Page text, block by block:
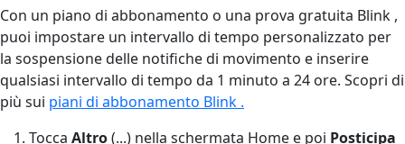
Con un piano di abbonamento o una prova gratuita Blink ,
puoi impostare un intervallo di tempo personalizzato per
la sospensione delle notifiche di movimento e inserire
qualsiasi intervallo di tempo da 1 minuto a 24 ore. Scopri di
più sui piani di abbonamento Blink .
Tocca Altro(...) nella schermata Home e poi Posticipa